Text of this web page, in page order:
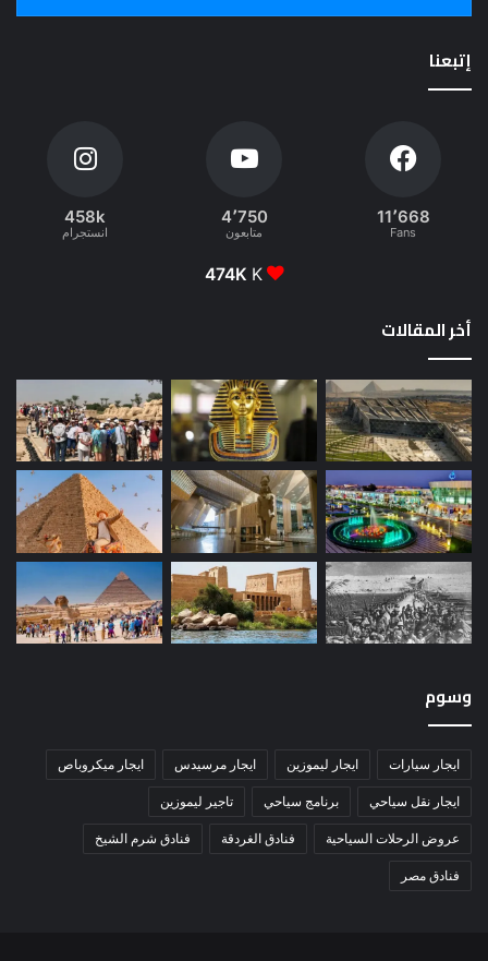
إتبعنا
11٬668
Fans
4٬750
متابعون
458k
انستجرام
474K K
أخر المقالات
وسوم
ايجار سيارات ايجار ليموزين ايجار مرسيدس ايجار ميكروباص
ايجار نقل سياحي برنامج سياحي تاجير ليموزين
عروض الرحلات السياحية فنادق الغردقة فنادق شرم الشيخ
فنادق مصر